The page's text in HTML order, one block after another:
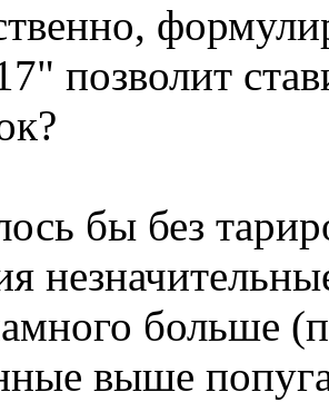
позволит
бы без
больше
выше